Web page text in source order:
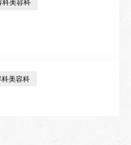
科美容科
科美容科